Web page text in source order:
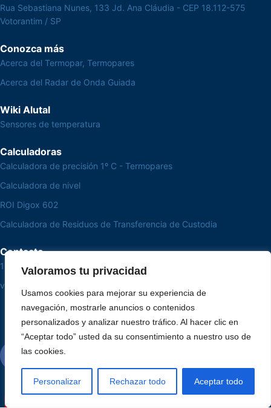
Valoramos tu privacidad
Usamos cookies para mejorar su experiencia de
navegación, mostrarle anuncios o contenidos
personalizados y analizar nuestro tráfico. Al hacer clic en
“Aceptar todo” usted da su consentimiento a nuestro uso de
las cookies.
Personalizar Rechazar todo Aceptar todo
Rua Sebastiana Nunes, 133 Jd. Ana Cláudia - CEP 18.112-575
Votorantim / SP
Conozca más
Acerca del Termopar, Termopares
Acerca del Radar de Onda Guiada
Wiki Alutal
Sensores de temperatura
Calculadoras
Calculadora de precisión 1º C - Termopares
Calculadora de nivel
ROI Digox 602
Calculadora de Residuos de Transferencia de Custodia
Contacto
15 3033-8008
vendas@alutal.com.br